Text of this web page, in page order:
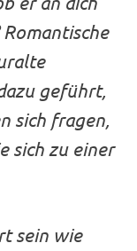
geführt,
sich fragen,
sich zu einer
sein wie